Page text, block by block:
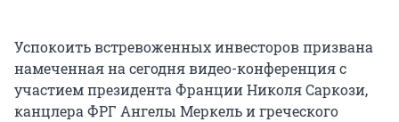
Успокоить встревоженных инвесторов призвана
намеченная на сегодня видео-конференция с
участием президента Франции Николя Саркози,
канцлера ФРГ Ангелы Меркель и греческого